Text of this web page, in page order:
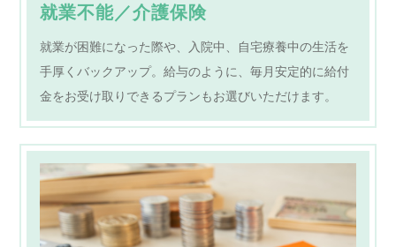
就業不能／介護保険
就業が困難になった際や、入院中、自宅療養中の生活を
手厚くバックアップ。給与のように、毎月安定的に給付
金をお受け取りできるプランもお選びいただけます。